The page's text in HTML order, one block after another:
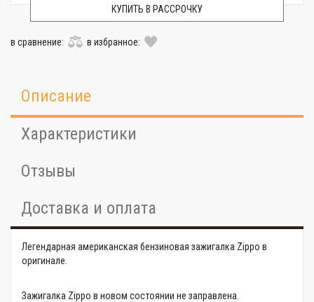
КУПИТЬ В РАССРОЧКУ
в сравнение: в избранное:
Описание
Характеристики
Отзывы
Доставка и оплата
Легендарная американская бензиновая зажигалка Zippo в
оригинале.
Зажигалка Zippo в новом состоянии не заправлена.